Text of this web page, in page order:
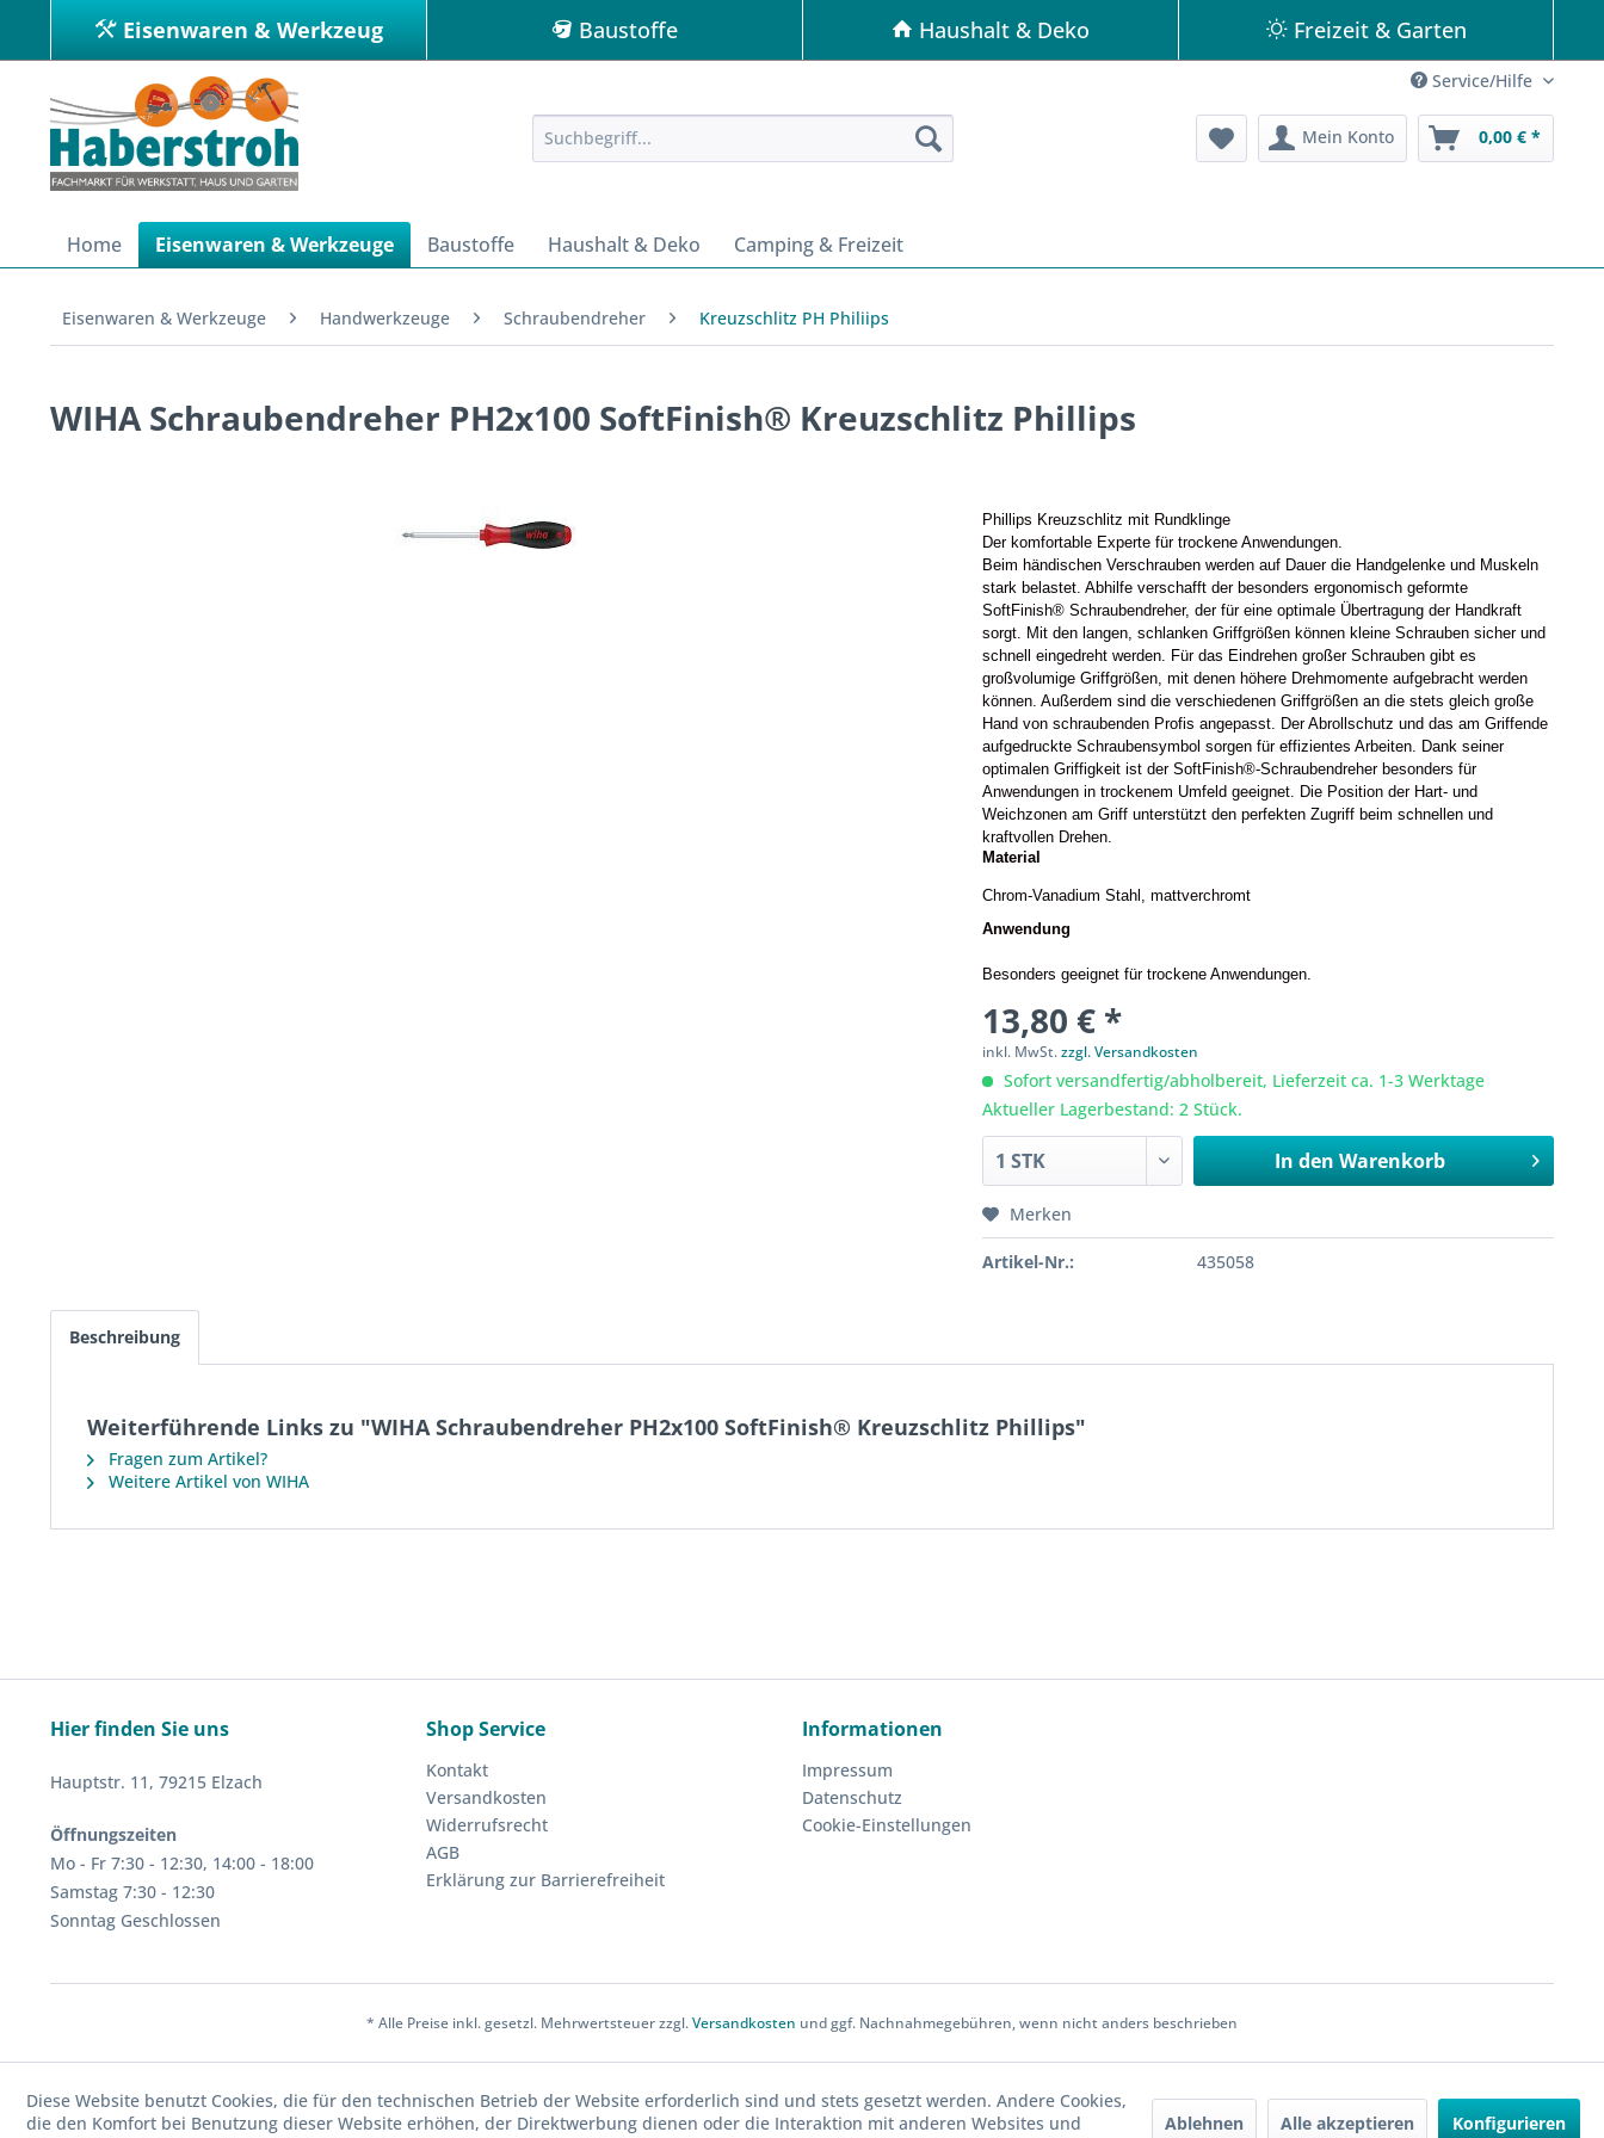
Eisenwaren & Werkzeug Baustoffe Haushalt & Deko Freizeit & Garten
Service/Hilfe
Mein Konto 0,00 € *
Home Eisenwaren & Werkzeuge Baustoffe Haushalt & Deko Camping & Freizeit
Eisenwaren & Werkzeuge Handwerkzeuge Schraubendreher Kreuzschlitz PH Philiips
WIHA Schraubendreher PH2x100 SoftFinish® Kreuzschlitz Phillips
Phillips Kreuzschlitz mit Rundklinge
Der komfortable Experte für trockene Anwendungen.
Beim händischen Verschrauben werden auf Dauer die Handgelenke und Muskeln
stark belastet. Abhilfe verschafft der besonders ergonomisch geformte
SoftFinish® Schraubendreher, der für eine optimale Übertragung der Handkraft
sorgt. Mit den langen, schlanken Griffgrößen können kleine Schrauben sicher und
schnell eingedreht werden. Für das Eindrehen großer Schrauben gibt es
großvolumige Griffgrößen, mit denen höhere Drehmomente aufgebracht werden
können. Außerdem sind die verschiedenen Griffgrößen an die stets gleich große
Hand von schraubenden Profis angepasst. Der Abrollschutz und das am Griffende
aufgedruckte Schraubensymbol sorgen für effizientes Arbeiten. Dank seiner
optimalen Griffigkeit ist der SoftFinish®-Schraubendreher besonders für
Anwendungen in trockenem Umfeld geeignet. Die Position der Hart- und
Weichzonen am Griff unterstützt den perfekten Zugriff beim schnellen und
kraftvollen Drehen.
Material
Chrom-Vanadium Stahl, mattverchromt
Anwendung
Besonders geeignet für trockene Anwendungen.
13,80 € *
inkl. MwSt.zzgl. Versandkosten
Sofort versandfertig/abholbereit, Lieferzeit ca. 1-3 Werktage
Aktueller Lagerbestand: 2 Stück.
In den Warenkorb
Merken
Artikel-Nr.: 435058
Beschreibung
Weiterführende Links zu "WIHA Schraubendreher PH2x100 SoftFinish® Kreuzschlitz Phillips"
Fragen zum Artikel?
Weitere Artikel von WIHA
Hier finden Sie uns
Hauptstr. 11, 79215 Elzach
Öffnungszeiten
Mo - Fr 7:30 - 12:30, 14:00 - 18:00
Samstag 7:30 - 12:30
Sonntag Geschlossen
Shop Service
Kontakt
Versandkosten
Widerrufsrecht
AGB
Erklärung zur Barrierefreiheit
Informationen
Impressum
Datenschutz
Cookie-Einstellungen
* Alle Preise inkl. gesetzl. Mehrwertsteuer zzgl.Versandkosten und ggf. Nachnahmegebühren, wenn nicht anders beschrieben
Diese Website benutzt Cookies, die für den technischen Betrieb der Website erforderlich sind und stets gesetzt werden. Andere Cookies,
die den Komfort bei Benutzung dieser Website erhöhen, der Direktwerbung dienen oder die Interaktion mit anderen Websites und
Ablehnen Alle akzeptieren Konfigurieren